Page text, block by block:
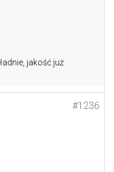
jakość już
#1236